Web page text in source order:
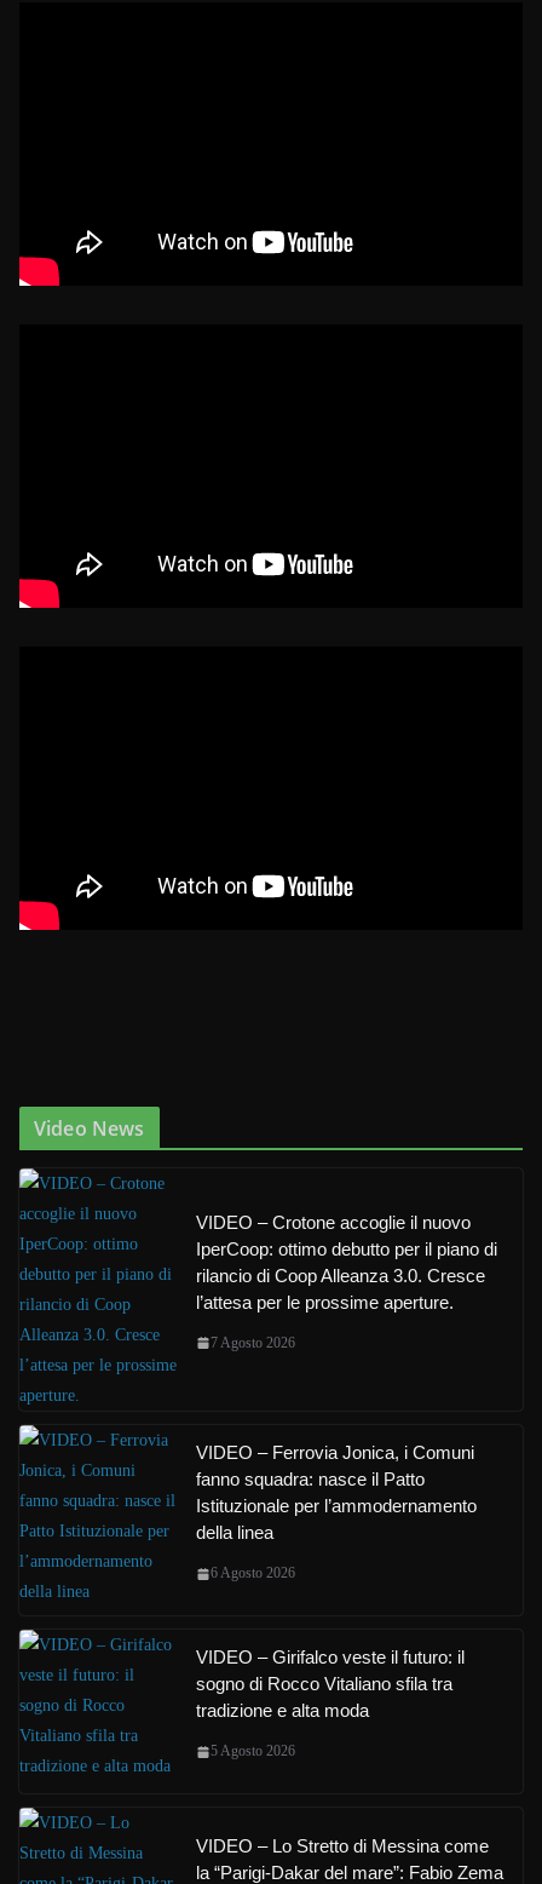
Video News
VIDEO – Crotone accoglie il nuovo
IperCoop: ottimo debutto per il piano di
rilancio di Coop Alleanza 3.0. Cresce
l’attesa per le prossime aperture.
7 Agosto 2026
VIDEO – Ferrovia Jonica, i Comuni
fanno squadra: nasce il Patto
Istituzionale per l’ammodernamento
della linea
6 Agosto 2026
VIDEO – Girifalco veste il futuro: il
sogno di Rocco Vitaliano sfila tra
tradizione e alta moda
5 Agosto 2026
VIDEO – Lo Stretto di Messina come
la “Parigi-Dakar del mare”: Fabio Zema